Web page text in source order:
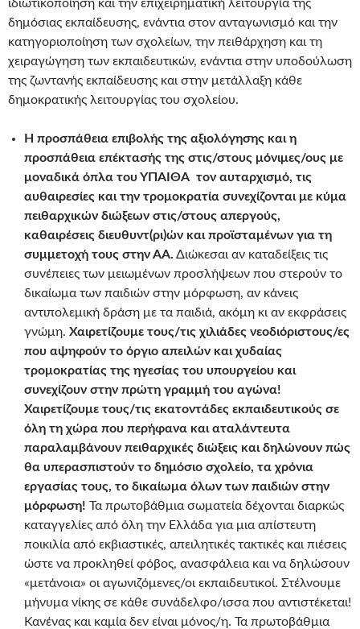
ιδιωτικοποίηση και την επιχειρηματική λειτουργία της
δημόσιας εκπαίδευσης, ενάντια στον ανταγωνισμό και την
κατηγοριοποίηση των σχολείων, την πειθάρχηση και τη
χειραγώγηση των εκπαιδευτικών, ενάντια στην υποδούλωση
της ζωντανής εκπαίδευσης και στην μετάλλαξη κάθε
δημοκρατικής λειτουργίας του σχολείου.
Η προσπάθεια επιβολής της αξιολόγησης και η
προσπάθεια επέκτασής της στις/στους μόνιμες/ους με
μοναδικά όπλα του ΥΠΑΙΘΑ τον αυταρχισμό, τις
αυθαιρεσίες και την τρομοκρατία συνεχίζονται με κύμα
πειθαρχικών διώξεων στις/στους απεργούς,
καθαιρέσεις διευθυντ(ρι)ών και προϊσταμένων για τη
συμμετοχή τους στην ΑΑ. Διώκεσαι αν καταδείξεις τις
συνέπειες των μειωμένων προσλήψεων που στερούν το
δικαίωμα των παιδιών στην μόρφωση, αν κάνεις
αντιπολεμική δράση με τα παιδιά, ακόμη κι αν εκφράσεις
γνώμη. Χαιρετίζουμε τους/τις χιλιάδες νεοδιόριστους/ες
που αψηφούν το όργιο απειλών και χυδαίας
τρομοκρατίας της ηγεσίας του υπουργείου και
συνεχίζουν στην πρώτη γραμμή του αγώνα!
Χαιρετίζουμε τους/τις εκατοντάδες εκπαιδευτικούς σε
όλη τη χώρα που περήφανα και αταλάντευτα
παραλαμβάνουν πειθαρχικές διώξεις και δηλώνουν πώς
θα υπερασπιστούν το δημόσιο σχολείο, τα χρόνια
εργασίας τους, το δικαίωμα όλων των παιδιών στην
μόρφωση! Τα πρωτοβάθμια σωματεία δέχονται διαρκώς
καταγγελίες από όλη την Ελλάδα για μια απίστευτη
ποικιλία από εκβιαστικές, απειλητικές τακτικές και πιέσεις
ώστε να προκληθεί φόβος, ανασφάλεια και να δηλώσουν
«μετάνοια» οι αγωνιζόμενες/οι εκπαιδευτικοί. Στέλνουμε
μήνυμα νίκης σε κάθε συνάδελφο/ισσα που αντιστέκεται!
Κανένας και καμία δεν είναι μόνος/η. Τα πρωτοβάθμια